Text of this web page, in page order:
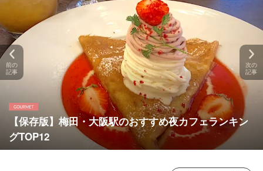
【保存版】梅田・大阪駅のおすすめ夜カフェランキン
グTOP12
前の
記事
次の
記事